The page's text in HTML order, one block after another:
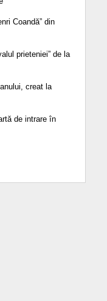
Coandă” din
prieteniei” de la
creat la
de intrare în